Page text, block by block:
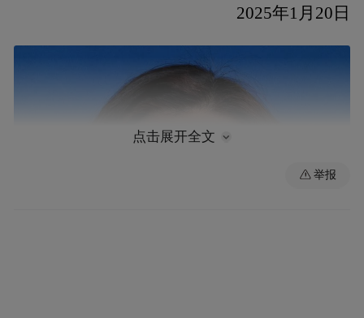
2025年1月20日
点击展开全文
举报